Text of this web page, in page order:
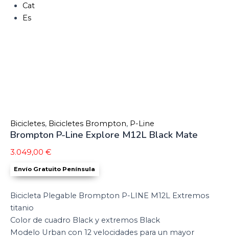
Cat
Es
Bicicletes, Bicicletes Brompton, P-Line
Brompton P-Line Explore M12L Black Mate
3.049,00 €
Envío Gratuito Península
Bicicleta Plegable Brompton P-LINE M12L Extremos
titanio
Color de cuadro Black y extremos Black
Modelo Urban con 12 velocidades para un mayor